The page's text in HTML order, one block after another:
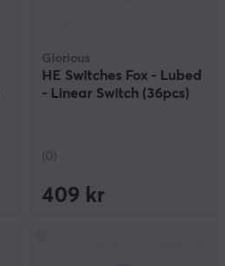
Glorious
HE Switches Fox - Lubed
- Linear Switch (36pcs)
(0)
409 kr